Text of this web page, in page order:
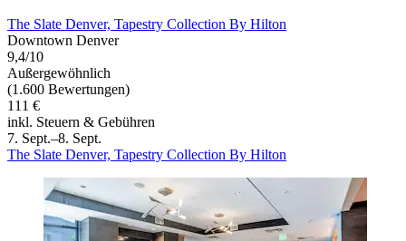
The Slate Denver, Tapestry Collection By Hilton
Downtown Denver
9,4/10
Außergewöhnlich
(1.600 Bewertungen)
111 €
inkl. Steuern & Gebühren
7. Sept.–8. Sept.
The Slate Denver, Tapestry Collection By Hilton